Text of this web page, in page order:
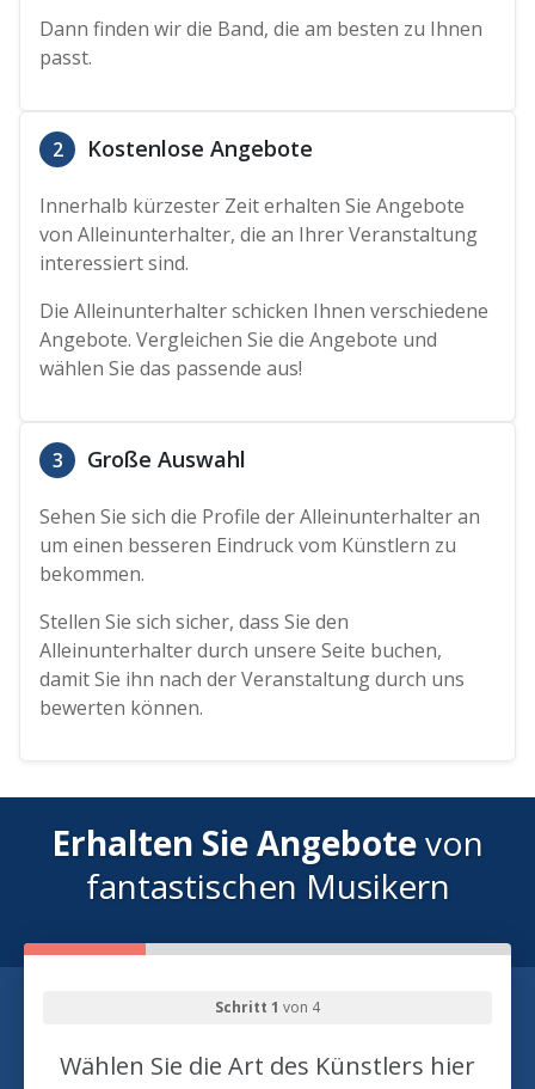
Dann finden wir die Band, die am besten zu Ihnen
passt.
2 Kostenlose Angebote
Innerhalb kürzester Zeit erhalten Sie Angebote
von Alleinunterhalter, die an Ihrer Veranstaltung
interessiert sind.
Die Alleinunterhalter schicken Ihnen verschiedene
Angebote. Vergleichen Sie die Angebote und
wählen Sie das passende aus!
3 Große Auswahl
Sehen Sie sich die Profile der Alleinunterhalter an
um einen besseren Eindruck vom Künstlern zu
bekommen.
Stellen Sie sich sicher, dass Sie den
Alleinunterhalter durch unsere Seite buchen,
damit Sie ihn nach der Veranstaltung durch uns
bewerten können.
Erhalten Sie Angebotevon
fantastischen Musikern
Schritt 1 von 4
Wählen Sie die Art des Künstlers hier